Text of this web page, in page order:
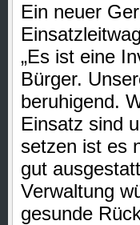
Ein neuer
„Es ist eine
Bürger.
beruhigend.
Einsatz sind
setzen ist es
gut
Verwaltung
gesunde